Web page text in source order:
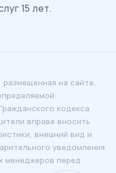
15 лет.
на сайте,
кодекса
вправе вносить
внешний вид и
уведомления.
менеджеров перед